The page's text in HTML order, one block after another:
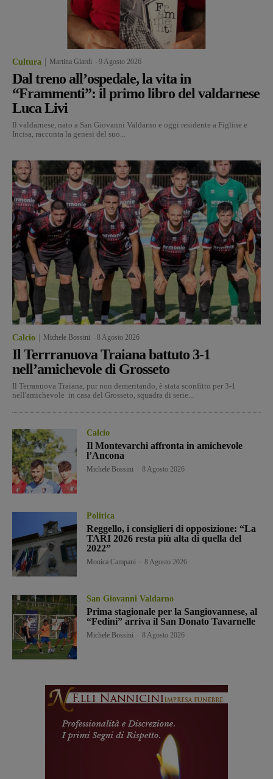
Cultura Martina Giardi 9 Agosto 2026
Dal treno all’ospedale, la vita in
“Frammenti”: il primo libro del valdarnese
Luca Livi
Il valdarnese, nato a San Giovanni Valdarno e oggi residente a Figline e
Incisa, racconta la genesi del suo...
Calcio Michele Bossini 8 Agosto 2026
Il Terrranuova Traiana battuto 3-1
nell’amichevole di Grosseto
Il Terranuova Traiana, pur non demeritando, è stata sconfitto per 3-1
nell'amichevole in casa del Grosseto, squadra di serie...
Calcio
Il Montevarchi affronta in amichevole
l’Ancona
Michele Bossini 8 Agosto 2026
Politica
Reggello, i consiglieri di opposizione: “La
TARI 2026 resta più alta di quella del
2022”
Monica Campani 8 Agosto 2026
San Giovanni Valdarno
Prima stagionale per la Sangiovannese, al
“Fedini” arriva il San Donato Tavarnelle
Michele Bossini 8 Agosto 2026